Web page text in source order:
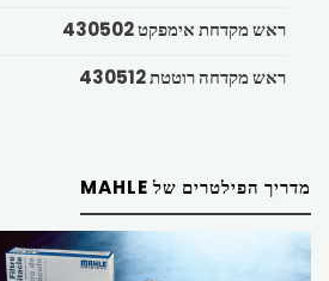
ראש מקדחת אימפקט 430502
ראש מקדחה רוטטת 430512
מדריך הפילטרים של MAHLE